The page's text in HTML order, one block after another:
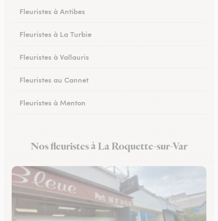
Fleuristes à Antibes
Fleuristes à La Turbie
Fleuristes à Vallauris
Fleuristes au Cannet
Fleuristes à Menton
Fleuristes à Peymeinade
Nos fleuristes à La Roquette-sur-Var